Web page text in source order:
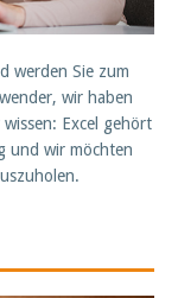
werden Sie zum
wir haben
Excel gehört
und wir möchten